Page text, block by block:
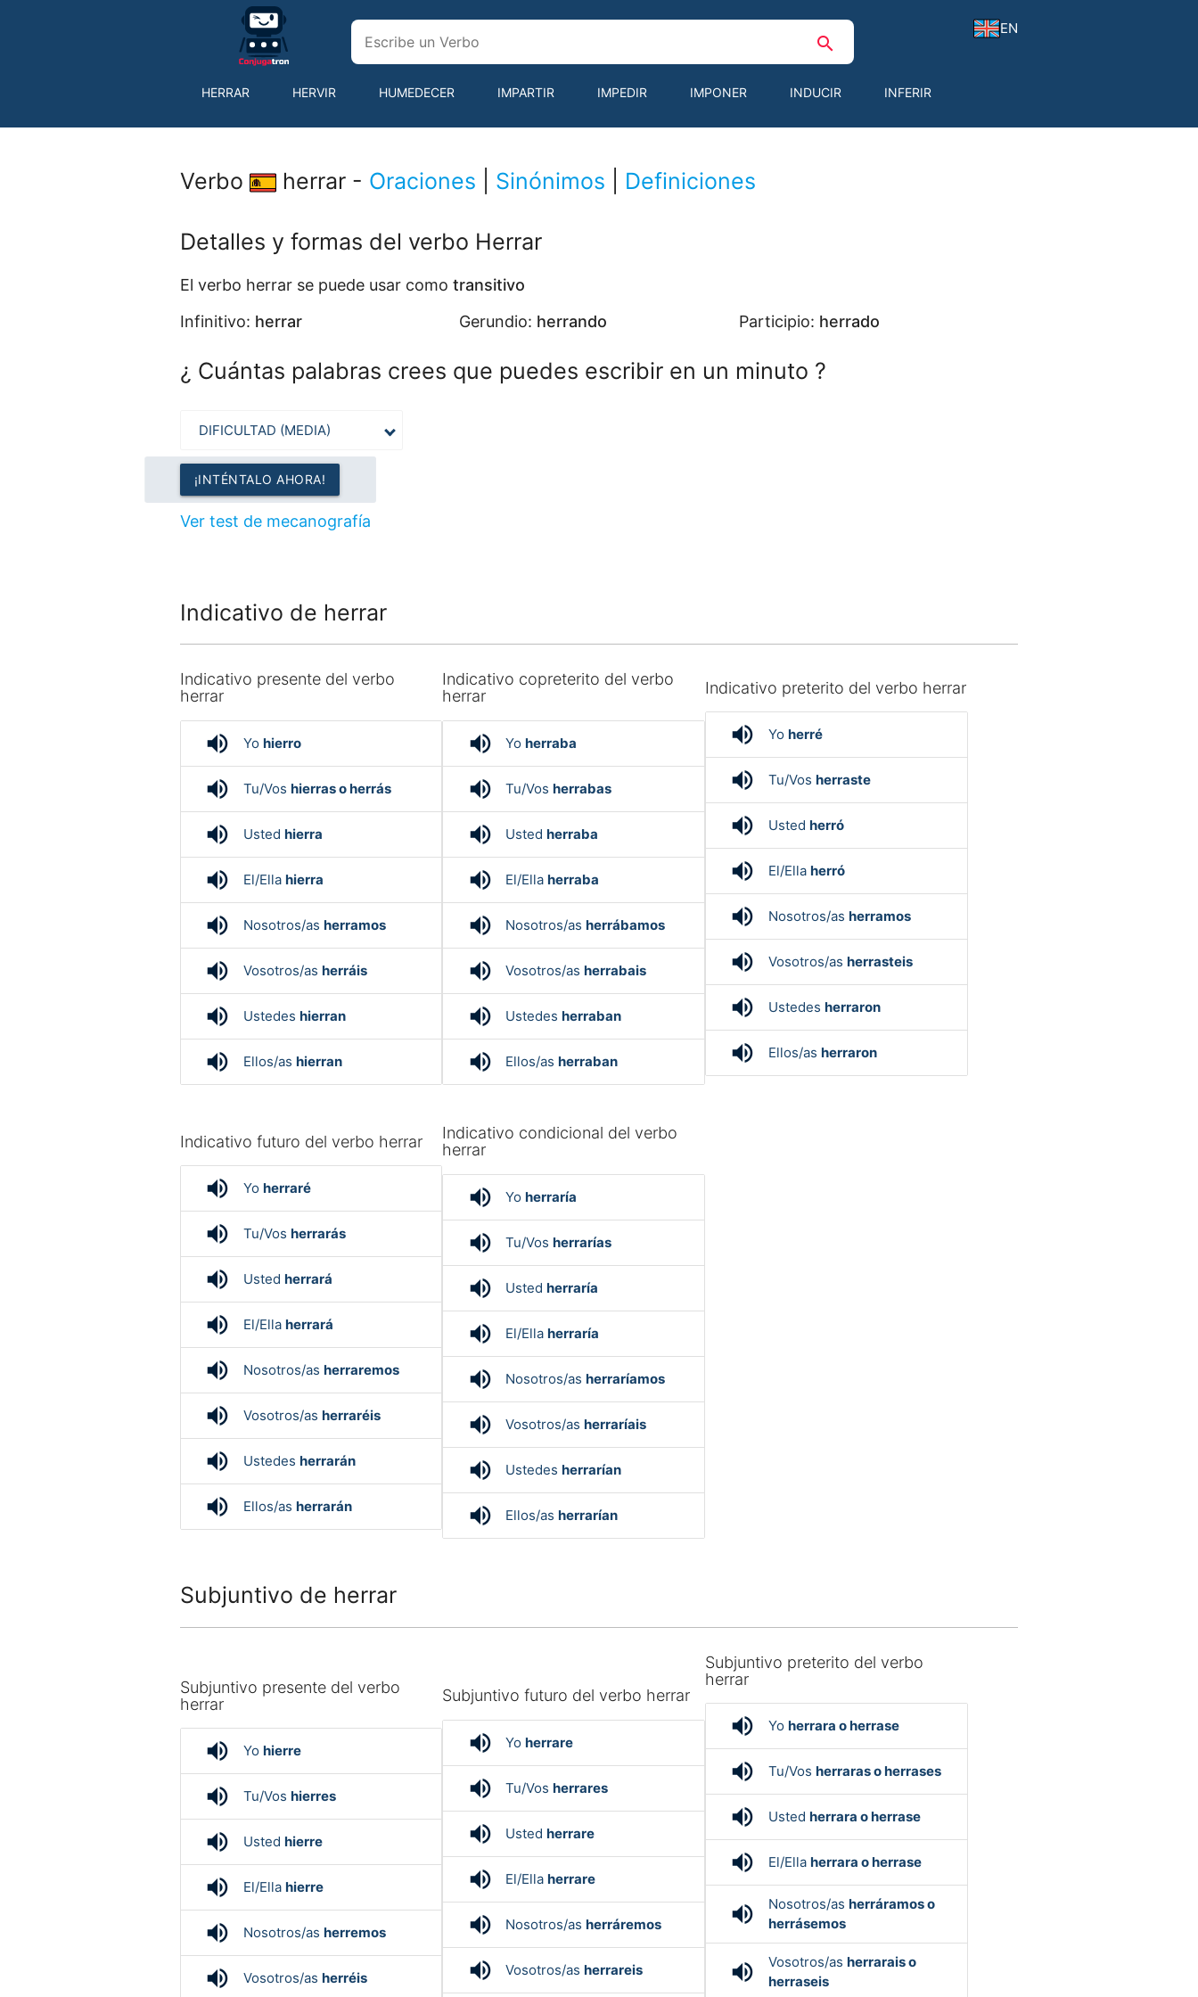
EN
search
HERRAR HERVIR HUMEDECER IMPARTIR IMPEDIR IMPONER INDUCIR INFERIR
Verbo herrar - Oraciones Sinónimos Definiciones
Detalles y formas del verbo Herrar
El verbo herrar se puede usar como transitivo
Infinitivo: herrar Gerundio: herrando Participio: herrado
¿ Cuántas palabras crees que puedes escribir en un minuto ?
¡INTÉNTALO AHORA!
Ver test de mecanografía
Indicativo de herrar
Indicativo presente del verbo
herrar
volume_up Yo hierro
volume_up Tu/Vos hierras o herrás
volume_up Usted hierra
volume_up El/Ella hierra
volume_up Nosotros/as herramos
volume_up Vosotros/as herráis
volume_up Ustedes hierran
volume_up Ellos/as hierran
Indicativo copreterito del verbo
herrar
volume_up Yoherraba
volume_up Tu/Vosherrabas
volume_up Ustedherraba
volume_up El/Ellaherraba
volume_up Nosotros/asherrábamos
volume_up Vosotros/asherrabais
volume_up Ustedesherraban
volume_up Ellos/asherraban
Indicativo preterito del verbo herrar
volume_up Yoherré
volume_up Tu/Vosherraste
volume_up Ustedherró
volume_up El/Ellaherró
volume_up Nosotros/asherramos
volume_up Vosotros/asherrasteis
volume_up Ustedesherraron
volume_up Ellos/asherraron
Indicativo futuro del verbo herrar
volume_up Yo herraré
volume_up Tu/Vos herrarás
volume_up Usted herrará
volume_up El/Ella herrará
volume_up Nosotros/as herraremos
volume_up Vosotros/as herraréis
volume_up Ustedes herrarán
volume_up Ellos/as herrarán
Indicativo condicional del verbo
herrar
volume_up Yoherraría
volume_up Tu/Vosherrarías
volume_up Ustedherraría
volume_up El/Ellaherraría
volume_up Nosotros/asherraríamos
volume_up Vosotros/asherraríais
volume_up Ustedesherrarían
volume_up Ellos/asherrarían
Subjuntivo de herrar
Subjuntivo presente del verbo
herrar
volume_up Yo hierre
volume_up Tu/Vos hierres
volume_up Usted hierre
volume_up El/Ella hierre
volume_up Nosotros/as herremos
volume_up Vosotros/as herréis
Subjuntivo futuro del verbo herrar
volume_up Yoherrare
volume_up Tu/Vosherrares
volume_up Ustedherrare
volume_up El/Ellaherrare
volume_up Nosotros/asherráremos
volume_up Vosotros/asherrareis
Subjuntivo preterito del verbo
herrar
volume_up Yoherrara o herrase
volume_up Tu/Vosherraras o herrases
volume_up Ustedherrara o herrase
volume_up El/Ellaherrara o herrase
volume_up Nosotros/asherráramos o
herrásemos
volume_up Vosotros/asherrarais o
herraseis